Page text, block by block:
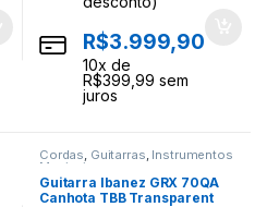
R$3.999,90
10x de
R$399,99 sem
juros
Cordas, Guitarras, Instrumentos
Musicais
Guitarra Ibanez GRX 70QA
Canhota TBB Transparent